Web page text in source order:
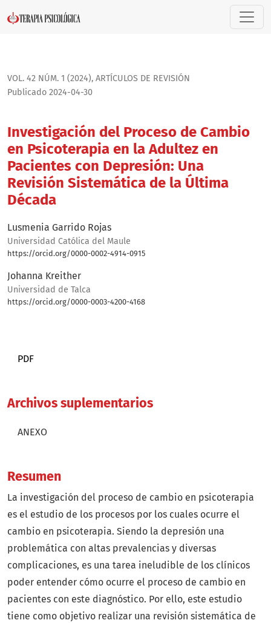
Investigación del Proceso de Cambio en Psicoterapia en
VOL. 42 NÚM. 1 (2024), ARTÍCULOS DE REVISIÓN
Investigación del Proceso de Cambio
en Psicoterapia en la Adultez en
Pacientes con Depresión: Una
Revisión Sistemática de la Última
Década
Publicado 2024-04-30
Lusmenia Garrido Rojas
Universidad Católica del Maule
https://orcid.org/0000-0002-4914-0915
Johanna Kreither
Universidad de Talca
https://orcid.org/0000-0003-4200-4168
PDF
Archivos suplementarios
ANEXO
Resumen
La investigación del proceso de cambio en psicoterapia
es el estudio de los procesos por los cuales ocurre el
cambio en psicoterapia. Siendo la depresión una
problemática con altas prevalencias y diversas
complicaciones, es una tarea ineludible de los clínicos
poder entender cómo ocurre el proceso de cambio en
pacientes con este diagnóstico. Por ello, este estudio
tiene como objetivo realizar una revisión sistemática de